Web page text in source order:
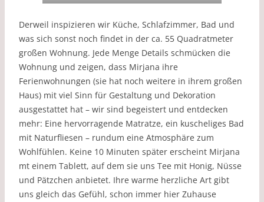
Derweil inspizieren wir Küche, Schlafzimmer, Bad und
was sich sonst noch findet in der ca. 55 Quadratmeter
großen Wohnung. Jede Menge Details schmücken die
Wohnung und zeigen, dass Mirjana ihre
Ferienwohnungen (sie hat noch weitere in ihrem großen
Haus) mit viel Sinn für Gestaltung und Dekoration
ausgestattet hat – wir sind begeistert und entdecken
mehr: Eine hervorragende Matratze, ein kuscheliges Bad
mit Naturfliesen – rundum eine Atmosphäre zum
Wohlfühlen. Keine 10 Minuten später erscheint Mirjana
mt einem Tablett, auf dem sie uns Tee mit Honig, Nüsse
und Pätzchen anbietet. Ihre warme herzliche Art gibt
uns gleich das Gefühl, schon immer hier Zuhause